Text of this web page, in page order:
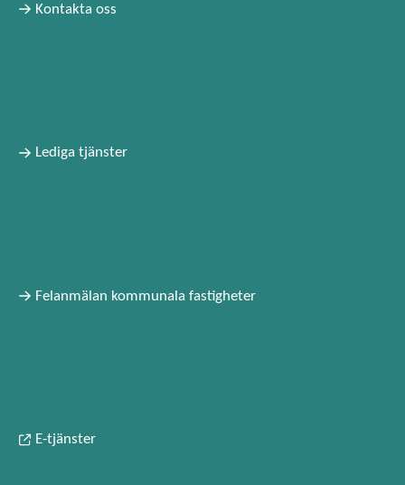
Kontakta oss
Lediga tjänster
Felanmälan kommunala fastigheter
E-tjänster